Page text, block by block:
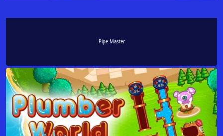
Pipe Master